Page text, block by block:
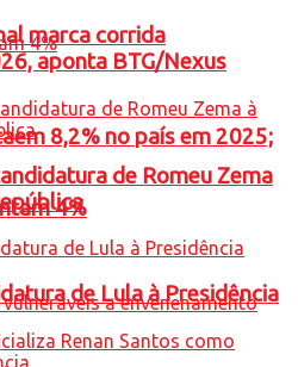
8,2% no país em 2025;
4%
marca corrida
aponta BTG/Nexus
de Romeu Zema
de Lula à Presidência